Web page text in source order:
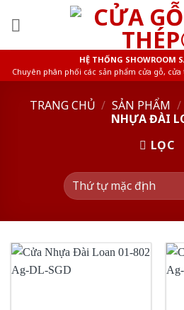
HỆ THỐNG SHOWROOM
Chuyên phân phối các sản phẩm cửa gỗ,
TRANG CHỦ / SẢN PHẨM /
NHỰA ĐÀI
LỌC